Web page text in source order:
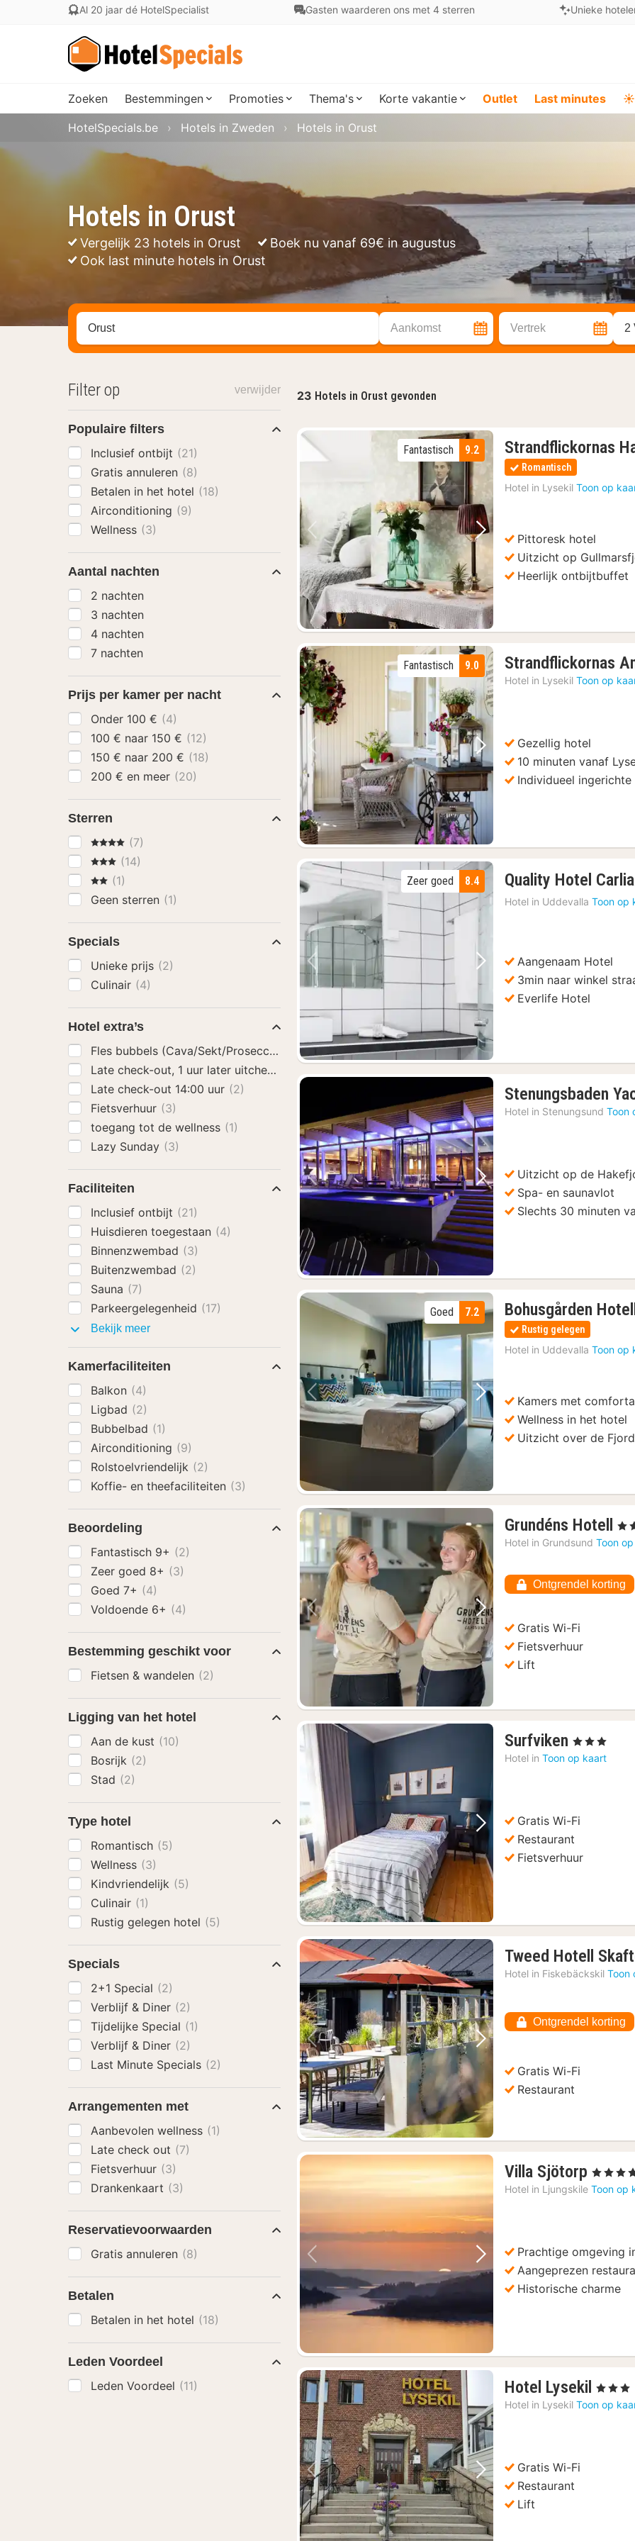
Al 20 jaar dé HotelSpecialist Gasten waarderen ons met 4 sterren Unieke
Zoeken Bestemmingen Promoties Thema's Korte vakantie Outlet Last minutes ☀️
Hotels in Orust
Vergelijk 23 hotels in Orust
Boek nu vanaf 69€ in augustus
Ook last minute hotels in Orust
HotelSpecials.be Hotels in Zweden Hotels in Orust
Zoek op hotel, regio of stad Aankomst Vertrek 2
23 Hotels in Orust gevonden
Vorige foto Volgende foto
9.2
Fantastisch Strandflickornas
Romantisch
Hotel in Lysekil Toon op
Pittoresk hotel
Uitzicht op
Heerlijk ontbijtbuffet
Vorige foto Volgende foto
9.0
Fantastisch Strandflickornas
Hotel in Lysekil Toon op
Gezellig hotel
10 minuten vanaf
Individueel ingerichte
Vorige foto Volgende foto
8.4
Zeer goed Quality Hotel Carlia
Hotel in Uddevalla Toon op
Aangenaam Hotel
3min naar winkel
Everlife Hotel
Vorige foto Volgende foto
Stenungsbaden
Hotel in Stenungsund Toon
Uitzicht op de
Spa- en saunavlot
Slechts 30 minuten
Vorige foto Volgende foto
7.2
Goed Bohusgården
Rustig gelegen
Hotel in Uddevalla Toon op
Kamers met
Wellness in het hotel
Uitzicht over de
Vorige foto Volgende foto
Grundéns Hotell
1
€
, 3
Hotel in Grundsund Toon
Ontgrendel korting
Gratis Wi-Fi
Fietsverhuur
Lift
Vorige foto Volgende foto
Surfviken 1
nacht
, 3 Sterren
Hotel in Toon op kaart
Gratis Wi-Fi
Restaurant
Fietsverhuur
Vorige foto Volgende foto
Tweed Hotell
Hotel in Fiskebäckskil Toon
Ontgrendel korting
Gratis Wi-Fi
Restaurant
Vorige foto Volgende foto
Villa Sjötorp 1
nacht
, 4 Sterren
Hotel in Ljungskile Toon op
Prachtige omgeving
Aangeprezen
Historische charme
Vorige foto Volgende foto
Hotel Lysekil 1
nacht
, 3 Sterren
Hotel in Lysekil Toon op
Gratis Wi-Fi
Restaurant
Lift
Filter op verwijder
Populaire filters
Inclusief ontbijt (21)
Gratis annuleren (8)
Betalen in het hotel (18)
Airconditioning (9)
Wellness (3)
Aantal nachten
2 nachten
3 nachten
4 nachten
7 nachten
Prijs per kamer per nacht
Onder 100 € (4)
100 € naar 150 € (12)
150 € naar 200 € (18)
200 € en meer (20)
Sterren
4 Sterren
(7)
3 Sterren
(14)
2 Sterren
(1)
Geen sterren (1)
Specials
Unieke prijs (2)
Culinair (4)
Hotel extra’s
Fles bubbels (Cava/Sekt/Prosecco)
(3)
Late check-out, 1 uur later uitchecken
Late check-out 14:00 uur (2)
Fietsverhuur (3)
toegang tot de wellness (1)
Lazy Sunday (3)
Faciliteiten
Inclusief ontbijt (21)
Huisdieren toegestaan (4)
Binnenzwembad (3)
Buitenzwembad (2)
Sauna (7)
Parkeergelegenheid (17)
Bekijk meerFaciliteiten
Kamerfaciliteiten
Balkon (4)
Ligbad (2)
Bubbelbad (1)
Airconditioning (9)
Rolstoelvriendelijk (2)
Koffie- en theefaciliteiten (3)
Beoordeling
Fantastisch 9+ (2)
Zeer goed 8+ (3)
Goed 7+ (4)
Voldoende 6+ (4)
Bestemming geschikt voor
Fietsen & wandelen (2)
Ligging van het hotel
Aan de kust (10)
Bosrijk (2)
Stad (2)
Type hotel
Romantisch (5)
Wellness (3)
Kindvriendelijk (5)
Culinair (1)
Rustig gelegen hotel (5)
Specials
2+1 Special (2)
Verblijf & Diner (2)
Tijdelijke Special (1)
Verblijf & Diner (2)
Last Minute Specials (2)
Arrangementen met
Aanbevolen wellness (1)
Late check out (7)
Fietsverhuur (3)
Drankenkaart (3)
Reservatievoorwaarden
Gratis annuleren (8)
Betalen
Betalen in het hotel (18)
Leden Voordeel
Leden Voordeel (11)